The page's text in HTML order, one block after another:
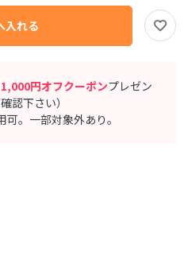
1,000円オフクーポンプレゼン
認下さい）
。一部対象外あり。